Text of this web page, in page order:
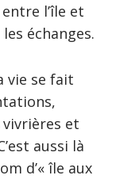
l’île et
échanges.
vie se fait
vivrières et
aussi là
d’« île aux